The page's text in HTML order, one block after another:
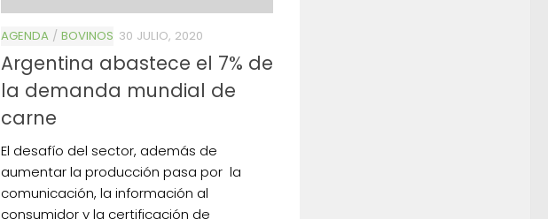
AGENDA / BOVINOS 30 JULIO, 2020
Argentina abastece el 7% de
la demanda mundial de
carne
El desafío del sector, además de
aumentar la producción pasa por la
comunicación, la información al
consumidor y la certificación de